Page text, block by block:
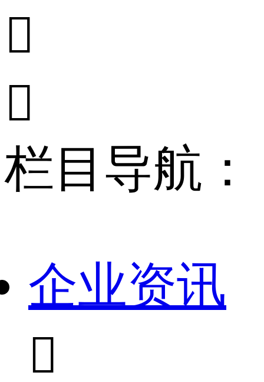


栏目导航：
企业资讯
